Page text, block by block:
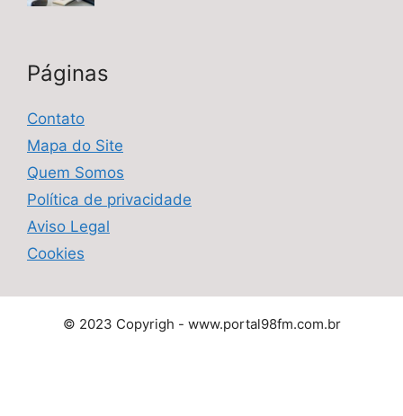
Páginas
Contato
Mapa do Site
Quem Somos
Política de privacidade
Aviso Legal
Cookies
© 2023 Copyrigh - www.portal98fm.com.br